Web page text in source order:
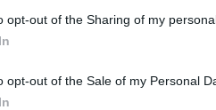
opt-out of the Sharing of my
opt-out of the Sale of my Personal
különböző ajánlatokat kapnak,
egy küszöböt, és csak azt
átlagosan rosszabb
szalasztotta el az elérhető és